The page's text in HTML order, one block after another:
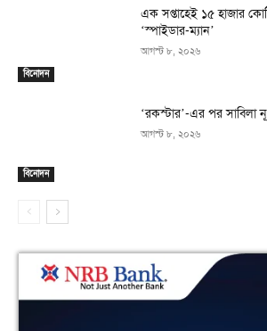
বিনোদন
এক সপ্তাহেই ১৫ হাজার
‘স্পাইডার-ম্যান’
আগস্ট ৮, ২০২৬
বিনোদন
‘রকস্টার’-এর পর সাবিলা
আগস্ট ৮, ২০২৬